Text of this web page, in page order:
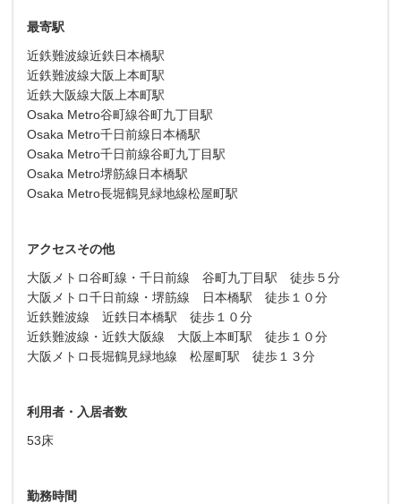
最寄駅
近鉄難波線近鉄日本橋駅
近鉄難波線大阪上本町駅
近鉄大阪線大阪上本町駅
Osaka Metro谷町線谷町九丁目駅
Osaka Metro千日前線日本橋駅
Osaka Metro千日前線谷町九丁目駅
Osaka Metro堺筋線日本橋駅
Osaka Metro長堀鶴見緑地線松屋町駅
アクセスその他
大阪メトロ谷町線・千日前線 谷町九丁目駅 徒歩５分
大阪メトロ千日前線・堺筋線 日本橋駅 徒歩１０分
近鉄難波線 近鉄日本橋駅 徒歩１０分
近鉄難波線・近鉄大阪線 大阪上本町駅 徒歩１０分
大阪メトロ長堀鶴見緑地線 松屋町駅 徒歩１３分
利用者・入居者数
53床
勤務時間